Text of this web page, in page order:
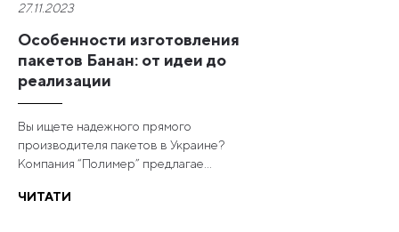
27.11.2023
Особенности изготовления
пакетов Банан: от идеи до
реализации
Вы ищете надежного прямого
производителя пакетов в Украине?
Компания “Полимер” предлагае...
ЧИТАТИ